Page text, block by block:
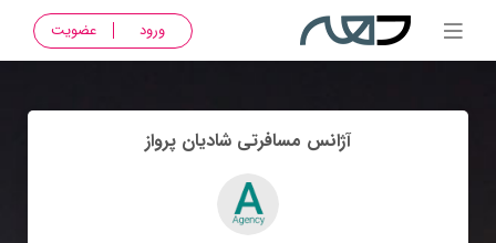
ورود عضویت
آژانس مسافرتی شاديان پرواز